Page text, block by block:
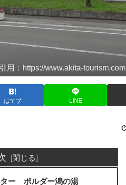
引用：https://www.akita-tourism.com
はてブ LINE
ー ポルダー潟の湯